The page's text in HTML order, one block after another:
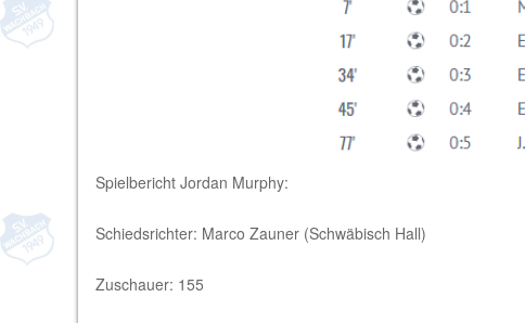
Spielbericht Jordan Murphy:
Schiedsrichter: Marco Zauner (Schwäbisch Hall)
Zuschauer: 155